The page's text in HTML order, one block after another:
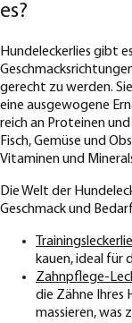
es?
Hundeleckerlies gibt
gerecht zu werden.
eine ausgewogene
reich an Proteinen
Fisch, Gemüse und
Vitaminen und
Die Welt der
Geschmack und
kauen, ideal für
Zahnpflege-
die Zähne Ihres
massieren, was